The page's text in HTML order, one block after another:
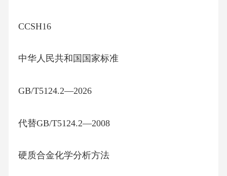
CCSH16
中华人民共和国国家标准
GB/T5124.2—2026
代替GB/T5124.2—2008
硬质合金化学分析方法